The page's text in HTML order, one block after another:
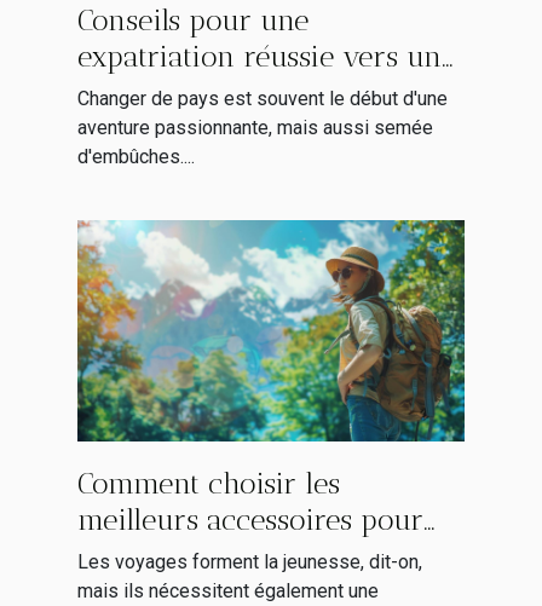
Conseils pour une
expatriation réussie vers une
destination hispanophone
Changer de pays est souvent le début d'une
aventure passionnante, mais aussi semée
d'embûches....
Comment choisir les
meilleurs accessoires pour
vos voyages en 2024
Les voyages forment la jeunesse, dit-on,
mais ils nécessitent également une